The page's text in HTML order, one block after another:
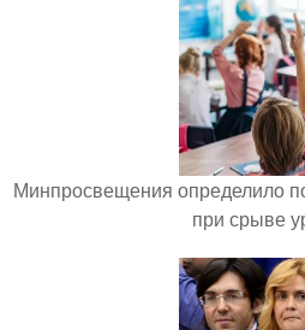
Минпросвещения определило
при срыве